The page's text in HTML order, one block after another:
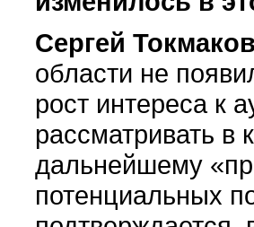
Сергей
области не
рост интереса к
рассматривать в
дальнейшему
потенциальных